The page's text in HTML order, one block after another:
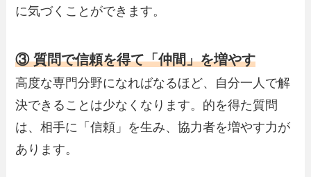
に気づくことができます。
③ 質問で信頼を得て「仲間」を増やす
高度な専門分野になればなるほど、自分一人で解
決できることは少なくなります。的を得た質問
は、相手に「信頼」を生み、協力者を増やす力が
あります。